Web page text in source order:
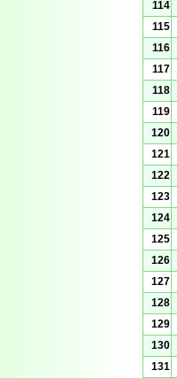
114
115
116
117
118
119
120
121
122
123
124
125
126
127
128
129
130
131